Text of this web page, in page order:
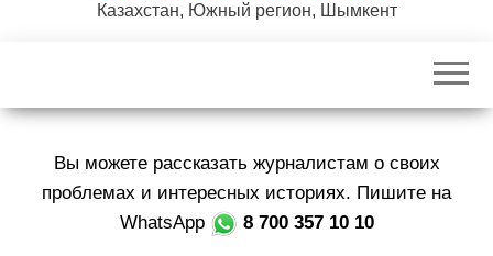
к
р
Казахстан, Южный регион, Шымкент
Вы можете рассказать журналистам о своих
проблемах и интересных историях. Пишите на
WhatsApp
8 700 357 10 10